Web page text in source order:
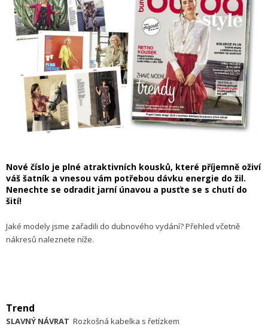
Nové číslo je plné atraktivních kousků, které příjemně oživí
váš šatník a vnesou vám potřebou dávku energie do žil.
Nenechte se odradit jarní únavou a pusťte se s chutí do
šití!
Jaké modely jsme zařadili do dubnového vydání? Přehled včetně
nákresů naleznete níže.
Trend
SLAVNÝ NÁVRAT Rozkošná kabelka s řetízkem